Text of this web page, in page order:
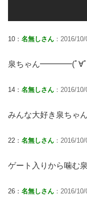
10： 名無しさん ：2016/
泉ちゃん━━━━(ﾟ
14： 名無しさん ：2016/
みんな大好き泉ちゃん
22： 名無しさん ：2016/
ゲート入りから噛む
26： 名無しさん ：2016/